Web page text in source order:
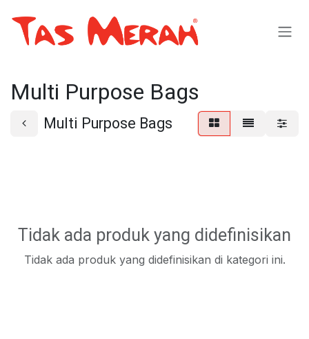
Multi Purpose Bags
Multi Purpose Bags
Tidak ada produk yang didefinisikan
Tidak ada produk yang didefinisikan di kategori ini.